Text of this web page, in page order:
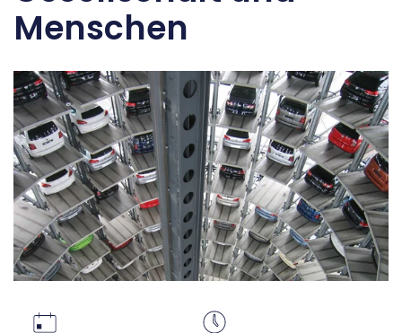
Menschen